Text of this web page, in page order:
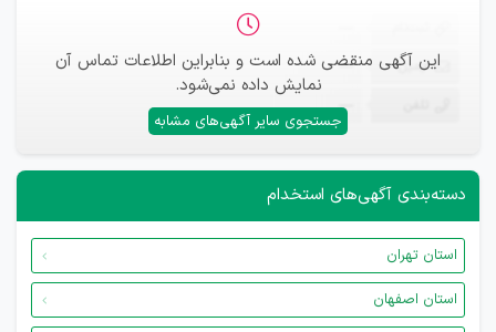
این آگهی منقضی شده است و بنابراین اطلاعات تماس آن
نمایش داده نمی‌شود.
جستجوی سایر آگهی‌های مشابه
ایمیل —
—
دسته‌بندی آگهی‌های استخدام
استان تهران
استان اصفهان